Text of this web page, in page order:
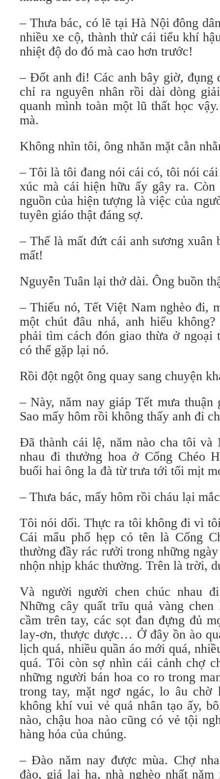
– Thưa bác, có lẽ tại Hà Nội đông
nhiều xe cộ, thành thử cái tiểu khí
nhiệt độ do đó mà cao hơn trước!
– Ðốt anh đi! Các anh bây giờ, đụng
chỉ ra nguyên nhân rồi dài dòng
quanh mình toàn một lũ thất học
mà.
Không nhìn tôi, ông nhăn mặt cằn
– Tôi là tôi đang nói cái có, tôi nói
xúc mà cái hiện hữu ấy gây ra.
nguồn của hiện tượng là việc của
tuyên giáo thật đáng sợ.
– Thế là mất đứt cái anh sương xuân
mất!
Nguyễn Tuân lại thở dài. Ông buồn
– Thiếu nó, Tết Việt Nam nghèo đi,
một chút đâu nhá, anh hiểu
phải tìm cách đón giao thừa ở ngoại
có thể gặp lại nó.
Rồi đột ngột ông quay sang chuyện
– Này, năm nay giáp Tết mưa thuận
Sao mấy hôm rồi không thấy anh đi
Ðã thành cái lệ, năm nào cha tôi và
nhau đi thưởng hoa ở Cống Chéo
buổi hai ông la đà từ trưa tới tối mịt
– Thưa bác, mấy hôm rồi cháu lại
Tôi nói dối. Thực ra tôi không đi vì
Cái mẩu phố hẹp có tên là Cống
thường đầy rác rưởi trong những
nhộn nhịp khác thường. Trên là trời,
Và người người chen chúc nhau
Những cây quất trĩu quả vàng
cầm trên tay, các sọt đan đựng đủ
lay-ơn, thược dược… Ở đây ồn ào
lịch quá, nhiều quần áo mới quá,
quá. Tôi còn sợ nhìn cái cảnh chợ
những người bán hoa co ro trong
trong tay, mặt ngơ ngác, lo âu chờ
không khí vui vẻ quá nhân tạo ấy,
nào, chậu hoa nào cũng có vẻ tội
hàng hóa của chúng.
– Ðào năm nay được mùa. Chợ
đào, giá lại hạ, nhà nghèo nhất